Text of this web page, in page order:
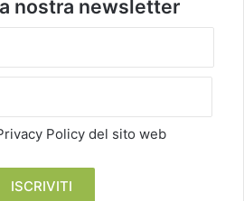
nostra newsletter
Policy del sito web